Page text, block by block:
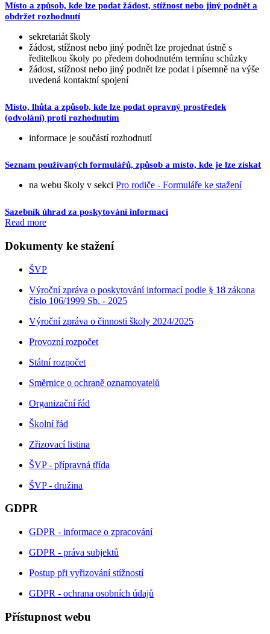
Místo a způsob, kde lze podat žádost, stížnost nebo jiný podnět a
obdržet rozhodnutí
sekretariát školy
žádost, stížnost nebo jiný podnět lze projednat ústně s
ředitelkou školy po předem dohodnutém termínu schůzky
žádost, stížnost nebo jiný podnět lze podat i písemně na výše
uvedená kontaktní spojení
Místo, lhůta a způsob, kde lze podat opravný prostředek
(odvolání) proti rozhodnutím
informace je součástí rozhodnutí
Seznam používaných formulářů, způsob a místo, kde je lze získat
na webu školy v sekci Pro rodiče - Formuláře ke stažení
Sazebník úhrad za poskytování informací
Read more
Dokumenty ke stažení
ŠVP
Výroční zpráva o poskytování informací podle § 18 zákona
číslo 106/1999 Sb. - 2025
Výroční zpráva o činnosti školy 2024/2025
Provozní rozpočet
Státní rozpočet
Směrnice o ochraně oznamovatelů
Organizační řád
Školní řád
Zřizovací listina
ŠVP - přípravná třída
ŠVP - družina
GDPR
GDPR - informace o zpracování
GDPR - práva subjektů
Postup při vyřizování stížností
GDPR - ochrana osobních údajů
Přístupnost webu